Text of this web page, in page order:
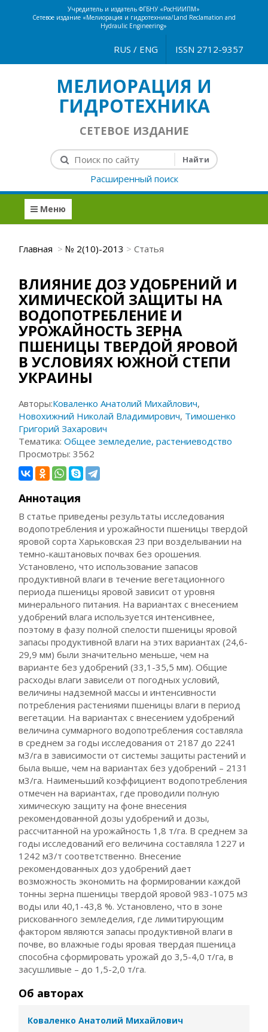
Учредитель и издатель ФГБНУ «РосНИИПМ»
Сетевое издание «Мелиорация и гидротехника/Land Reclamation and
Hydraulic Engineering»
ISSN 2712-9357
RUS / ENG
МЕЛИОРАЦИЯ И
ГИДРОТЕХНИКА
СЕТЕВОЕ ИЗДАНИЕ
Расширенный поиск
Меню
Главная № 2(10)-2013 Статья
ВЛИЯНИЕ ДОЗ УДОБРЕНИЙ И
ХИМИЧЕСКОЙ ЗАЩИТЫ НА
ВОДОПОТРЕБЛЕНИЕ И
УРОЖАЙНОСТЬ ЗЕРНА
ПШЕНИЦЫ ТВЕРДОЙ ЯРОВОЙ
В УСЛОВИЯХ ЮЖНОЙ СТЕПИ
УКРАИНЫ
Авторы:Коваленко Анатолий Михайлович,
Новохижний Николай Владимирович, Тимошенко
Григорий Захарович
Тематика:Общее земледелие, растениеводство
Просмотры:3562
Аннотация
В статье приведены результаты исследования
водопотребления и урожайности пшеницы твердой
яровой сорта Харьковская 23 при возделывании на
темно-каштановых почвах без орошения.
Установлено, что использование запасов
продуктивной влаги в течение вегетационного
периода пшеницы яровой зависит от уровня
минерального питания. На вариантах с внесением
удобрений влага используется интенсивнее,
поэтому в фазу полной спелости пшеницы яровой
запасы продуктивной влаги на этих вариантах (24,6-
29,9 мм) были значительно меньше, чем на
варианте без удобрений (33,1-35,5 мм). Общие
расходы влаги зависели от погодных условий,
величины надземной массы и интенсивности
потребления растениями пшеницы влаги в период
вегетации. На вариантах с внесением удобрений
величина суммарного водопотребления составляла
в среднем за годы исследования от 2187 до 2241
м3/га в зависимости от системы защиты растений и
была выше, чем на вариантах без удобрений – 2131
м3/га. Наименьший коэффициент водопотребления
отмечен на вариантах, где проводили полную
химическую защиту на фоне внесения
рекомендованной дозы удобрений и дозы,
рассчитанной на урожайность 1,8 т/га. В среднем за
годы исследований его величина составляла 1227 и
1242 м3/т соответственно. Внесение
рекомендованных доз удобрений дает
возможность экономить на формировании каждой
тонны зерна пшеницы твердой яровой 983-1075 м3
воды или 40,1-43,8 %. Установлено, что в зоне
рискованного земледелия, где лимитирующим
фактором являются запасы продуктивной влаги в
почве, во влажные годы яровая твердая пшеница
способна сформировать урожай до 3,5-4,0 т/га, в
засушливые – до 1,5-2,0 т/га.
Об авторах
Коваленко Анатолий Михайлович